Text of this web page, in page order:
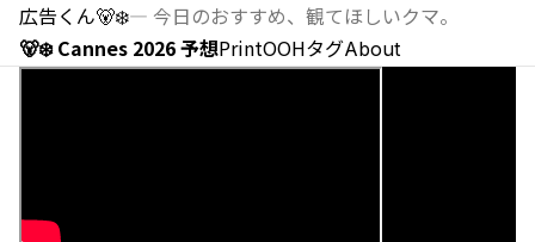
広告くん🐻‍❄️— 今日のおすすめ、観てほしいクマ。
🐻‍❄️ Cannes 2026 予想PrintOOHタグAbout